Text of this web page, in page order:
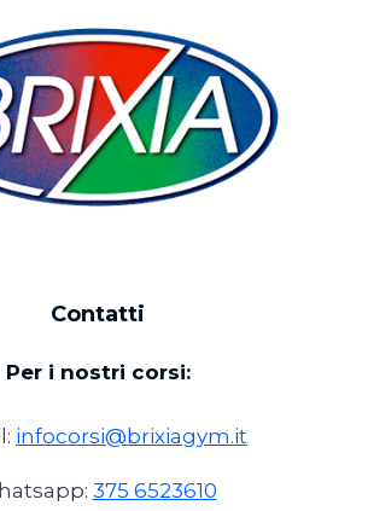
Contatti
Per i nostri corsi:
infocorsi@brixiagym.it
375 6523610